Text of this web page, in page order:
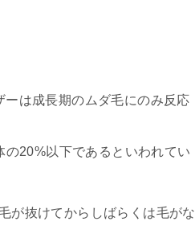
は成長期のムダ毛にのみ反応
20%以下であるといわれてい
が抜けてからしばらくは毛がな